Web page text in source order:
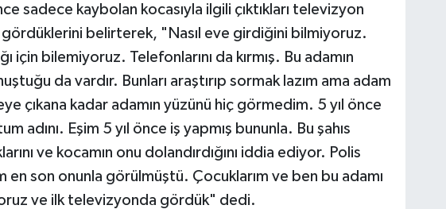
sadece kaybolan kocasıyla ilgili çıktıkları televizyon
belirterek, "Nasıl eve girdiğini bilmiyoruz.
için bilemiyoruz. Telefonlarını da kırmış. Bu adamın
da vardır. Bunları araştırıp sormak lazım ama adam
çıkana kadar adamın yüzünü hiç görmedim. 5 yıl önce
adını. Eşim 5 yıl önce iş yapmış bununla. Bu şahıs
ve kocamın onu dolandırdığını iddia ediyor. Polis
en son onunla görülmüştü. Çocuklarım ve ben bu adamı
ve ilk televizyonda gördük" dedi.